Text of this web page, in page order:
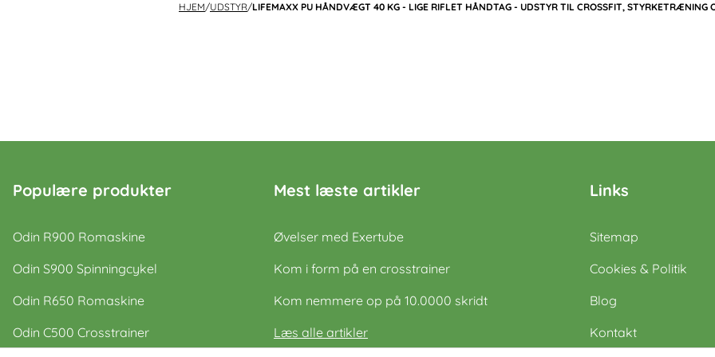
HJEM/UDSTYR/LIFEMAXX PU HÅNDVÆGT 40 KG - LIGE RIFLET HÅNDTAG - UDSTYR TIL CROSSFIT, STYRKETRÆNING
Populære produkter
Odin R900 Romaskine
Odin S900 Spinningcykel
Odin R650 Romaskine
Odin C500 Crosstrainer
Mest læste artikler
Øvelser med Exertube
Kom i form på en crosstrainer
Kom nemmere op på 10.0000 skridt
Læs alle artikler
Links
Sitemap
Cookies & Politik
Blog
Kontakt